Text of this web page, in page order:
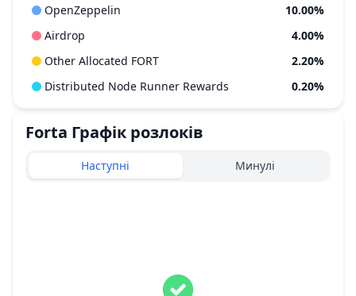
OpenZeppelin
10.00%
Airdrop
4.00%
Other Allocated FORT
2.20%
Distributed Node Runner Rewards
0.20%
Forta Графік розлоків
Наступні Минулі